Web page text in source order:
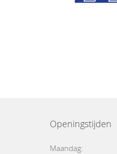
Openingstijden
Maandag: